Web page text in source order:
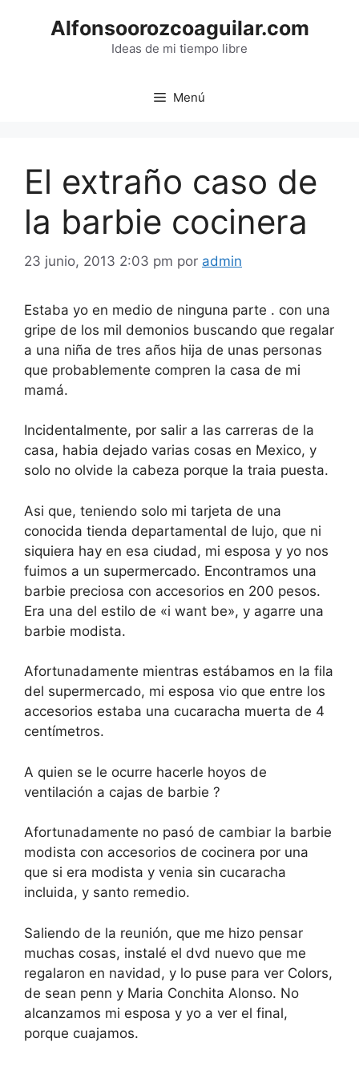
Alfonsoorozcoaguilar.com
Ideas de mi tiempo libre
Menú
El extraño caso de
la barbie cocinera
23 junio, 2013 2:03 pm por admin
Estaba yo en medio de ninguna parte . con una
gripe de los mil demonios buscando que regalar
a una niña de tres años hija de unas personas
que probablemente compren la casa de mi
mamá.
Incidentalmente, por salir a las carreras de la
casa, habia dejado varias cosas en Mexico, y
solo no olvide la cabeza porque la traia puesta.
Asi que, teniendo solo mi tarjeta de una
conocida tienda departamental de lujo, que ni
siquiera hay en esa ciudad, mi esposa y yo nos
fuimos a un supermercado. Encontramos una
barbie preciosa con accesorios en 200 pesos.
Era una del estilo de «i want be», y agarre una
barbie modista.
Afortunadamente mientras estábamos en la fila
del supermercado, mi esposa vio que entre los
accesorios estaba una cucaracha muerta de 4
centímetros.
A quien se le ocurre hacerle hoyos de
ventilación a cajas de barbie ?
Afortunadamente no pasó de cambiar la barbie
modista con accesorios de cocinera por una
que si era modista y venia sin cucaracha
incluida, y santo remedio.
Saliendo de la reunión, que me hizo pensar
muchas cosas, instalé el dvd nuevo que me
regalaron en navidad, y lo puse para ver Colors,
de sean penn y Maria Conchita Alonso. No
alcanzamos mi esposa y yo a ver el final,
porque cuajamos.